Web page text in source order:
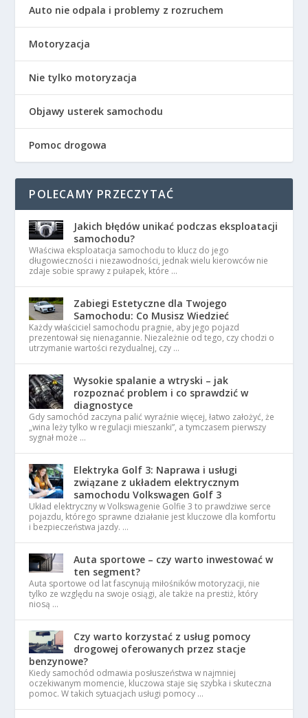
Auto nie odpala i problemy z rozruchem
Motoryzacja
Nie tylko motoryzacja
Objawy usterek samochodu
Pomoc drogowa
POLECAMY PRZECZYTAĆ
Jakich błędów unikać podczas eksploatacji
samochodu?
Właściwa eksploatacja samochodu to klucz do jego
długowieczności i niezawodności, jednak wielu kierowców nie
zdaje sobie sprawy z pułapek, które …
Zabiegi Estetyczne dla Twojego
Samochodu: Co Musisz Wiedzieć
Każdy właściciel samochodu pragnie, aby jego pojazd
prezentował się nienagannie. Niezależnie od tego, czy chodzi o
utrzymanie wartości rezydualnej, czy …
Wysokie spalanie a wtryski – jak
rozpoznać problem i co sprawdzić w
diagnostyce
Gdy samochód zaczyna palić wyraźnie więcej, łatwo założyć, że
„wina leży tylko w regulacji mieszanki”, a tymczasem pierwszy
sygnał może …
Elektryka Golf 3: Naprawa i usługi
związane z układem elektrycznym
samochodu Volkswagen Golf 3
Układ elektryczny w Volkswagenie Golfie 3 to prawdziwe serce
pojazdu, którego sprawne działanie jest kluczowe dla komfortu
i bezpieczeństwa jazdy. …
Auta sportowe – czy warto inwestować w
ten segment?
Auta sportowe od lat fascynują miłośników motoryzacji, nie
tylko ze względu na swoje osiągi, ale także na prestiż, który
niosą …
Czy warto korzystać z usług pomocy
drogowej oferowanych przez stacje
benzynowe?
Kiedy samochód odmawia posłuszeństwa w najmniej
oczekiwanym momencie, kluczowa staje się szybka i skuteczna
pomoc. W takich sytuacjach usługi pomocy …